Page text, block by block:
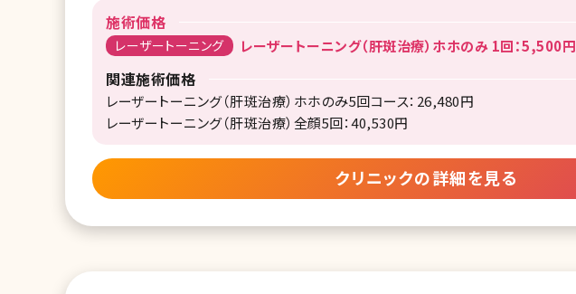
施術価格
レーザートーニング レーザートーニング（肝斑治療）ホホのみ 1回：5,500円
関連施術価格
レーザートーニング（肝斑治療）ホホのみ5回コース：26,480円
レーザートーニング（肝斑治療）全顔5回：40,530円
クリニックの詳細を見る